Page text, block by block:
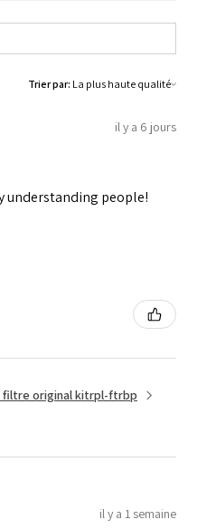
Trier par:
il y a 6 jours
understanding people!
filtre original kitrpl-ftrbp
il y a 1 semaine